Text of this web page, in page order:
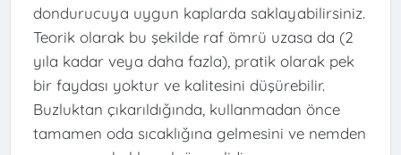
dondurucuya uygun kaplarda saklayabilirsiniz.
Teorik olarak bu şekilde raf ömrü uzasa da (2
yıla kadar veya daha fazla), pratik olarak pek
bir faydası yoktur ve kalitesini düşürebilir.
Buzluktan çıkarıldığında, kullanmadan önce
tamamen oda sıcaklığına gelmesini ve nemden